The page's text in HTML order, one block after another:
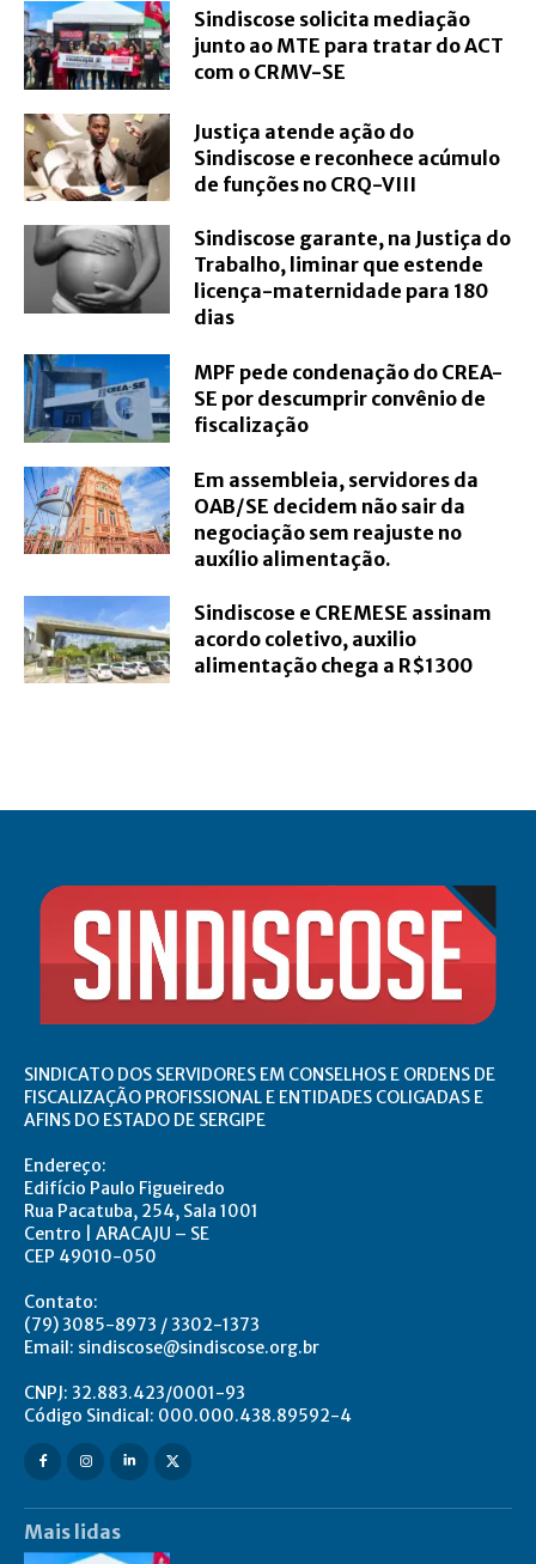
Sindiscose solicita mediação
junto ao MTE para tratar do ACT
com o CRMV-SE
Justiça atende ação do
Sindiscose e reconhece acúmulo
de funções no CRQ-VIII
Sindiscose garante, na Justiça do
Trabalho, liminar que estende
licença-maternidade para 180
dias
MPF pede condenação do CREA-
SE por descumprir convênio de
fiscalização
Em assembleia, servidores da
OAB/SE decidem não sair da
negociação sem reajuste no
auxílio alimentação.
Sindiscose e CREMESE assinam
acordo coletivo, auxilio
alimentação chega a R$1300
SINDICATO DOS SERVIDORES EM CONSELHOS E ORDENS DE
FISCALIZAÇÃO PROFISSIONAL E ENTIDADES COLIGADAS E
AFINS DO ESTADO DE SERGIPE
Endereço:
Edifício Paulo Figueiredo
Rua Pacatuba, 254, Sala 1001
Centro | ARACAJU – SE
CEP 49010-050
Contato:
(79) 3085-8973 / 3302-1373
Email: sindiscose@sindiscose.org.br
CNPJ: 32.883.423/0001-93
Código Sindical: 000.000.438.89592-4
Mais lidas